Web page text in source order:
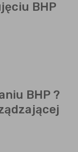
BHP
BHP ?